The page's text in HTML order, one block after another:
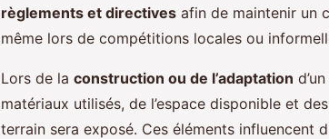
règlements et directives afin de maintenir un
même lors de compétitions locales ou
Lors de la construction ou de l’adaptation
matériaux utilisés, de l’espace disponible et
terrain sera exposé. Ces éléments influencent